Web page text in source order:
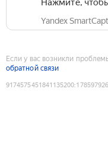
Нажмите,
Yandex
Если у вас возникли
обратной связи
9174575451841135200: